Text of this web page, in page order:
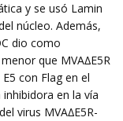
y se usó Lamin
núcleo. Además,
dio como
que MVA∆E5R
con Flag en el
en la vía
virus MVA∆E5R-